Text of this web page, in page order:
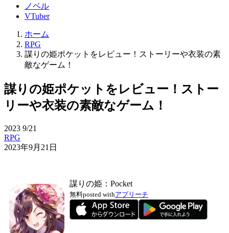
ノベル
VTuber
ホーム
RPG
謀りの姫ポケットをレビュー！ストーリーや衣装の素
敵なゲーム！
謀りの姫ポケットをレビュー！ストー
リーや衣装の素敵なゲーム！
2023 9/21
RPG
2023年9月21日
謀りの姫：Pocket
無料posted withアプリーチ